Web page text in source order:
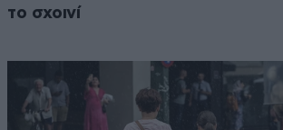
το σχοινί